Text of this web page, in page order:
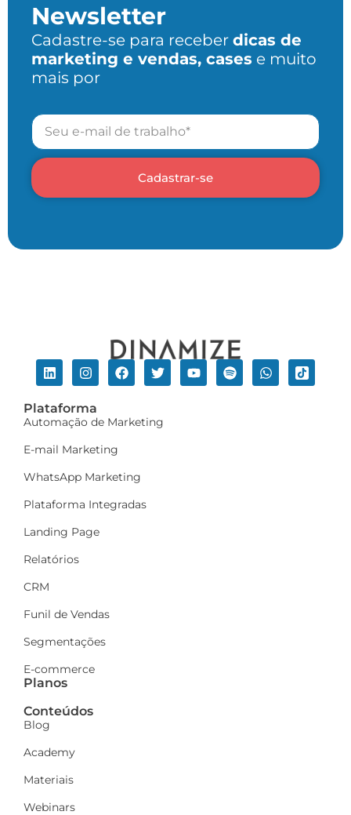
Newsletter
Cadastre-se para receber dicas de
marketing e vendas, cases e muito
mais por
Cadastrar-se
Plataforma
Automação de Marketing
E-mail Marketing
WhatsApp Marketing
Plataforma Integradas
Landing Page
Relatórios
CRM
Funil de Vendas
Segmentações
E-commerce
Planos
Conteúdos
Blog
Academy
Materiais
Webinars